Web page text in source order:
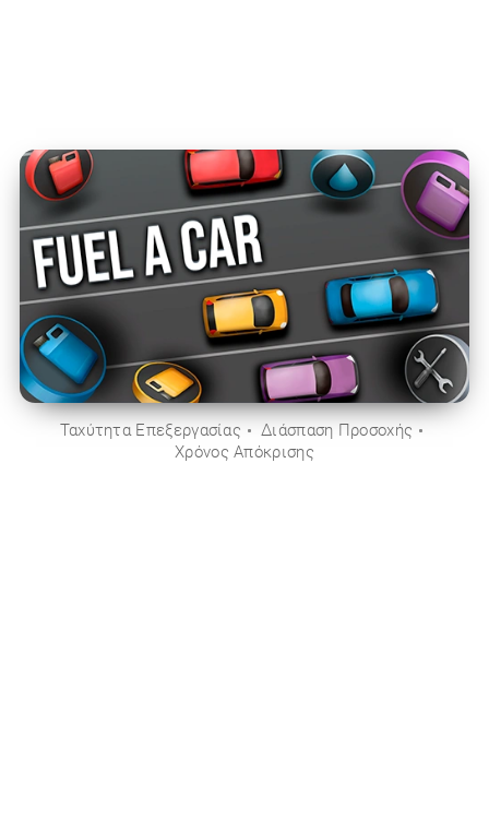
Ταχύτητα Επεξεργασίας
Διάσπαση Προσοχής
Χρόνος Απόκρισης